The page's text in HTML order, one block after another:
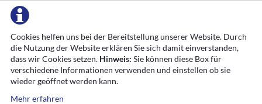
Cookies helfen uns bei der Bereitstellung unserer Website. Durch
die Nutzung der Website erklären Sie sich damit einverstanden,
dass wir Cookies setzen. Hinweis: Sie können diese Box für
verschiedene Informationen verwenden und einstellen ob sie
wieder geöffnet werden kann.
Mehr erfahren